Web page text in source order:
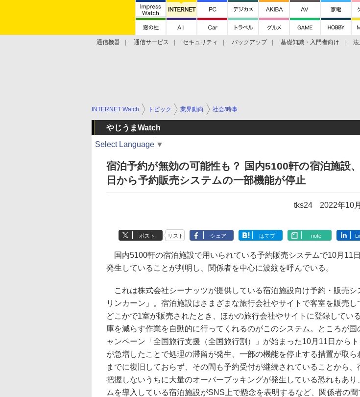
通信機器 通信サービス セキュリティ バックアップ 基礎知識・入門者向け 法
INTERNET Watch トピック 業界動向 社会/時事
やじうまWatch
Select Language ▼
宿泊予約が無効の可能性も？ 国内5100軒の宿泊施設
日から予約販売システムの一部機能が停止
tks24 2022年10
ポスト リスト シェア はてブ note
国内5100軒の宿泊施設で用いられている予約販売システムで10月11
発生していることが判明し、関係者を中心に波紋を呼んでいる。
これは株式会社シーナッツが提供している宿泊施設向け予約・販売シ
リンカーン」。宿泊施設はさまざまな旅行会社やサイトで客室を販売し
どこかで1室が販売されたとき、ほかの旅行会社やサイトに登録してい
庫を減らす作業を自動的に行ってくれるのがこのシステム。ところが国
ャンペーン「全国旅行支援（全国旅行割）」が始まった10月11日から
が急増したことで処理の滞留が発生、一部の機能を停止する措置が取ら
までに復旧しておらず、その間も予約受付が継続されていることから、
把握しないうちに大量のオーバーブッキングが発生している恐れもあり
ムを導入している宿泊施設がSNS上で懸念を表明するなど、関係者の間